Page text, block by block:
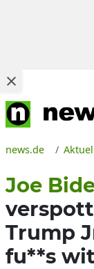
news.de
Joe
Trump
fu**s